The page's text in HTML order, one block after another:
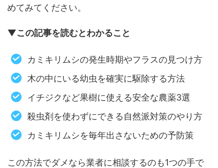
めてみてください。
▼この記事を読むとわかること
カミキリムシの発生時期やフラスの見つけ方
木の中にいる幼虫を確実に駆除する方法
イチジクなど果樹に使える安全な農薬3選
殺虫剤を使わずにできる自然派対策のやり方
カミキリムシを毎年出さないための予防策
この方法でダメなら業者に相談するのも1つの手で